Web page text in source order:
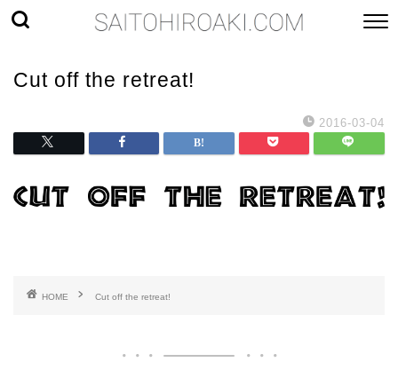
Cut off the retreat!
2016-03-04
HOME Cut off the retreat!